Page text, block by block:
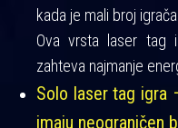
kada je mali broj
Ova vrsta laser tag
zahteva najmanje
Solo laser tag igra
imaju neograničen